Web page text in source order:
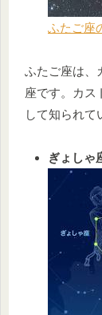
ふたご座
ふたご座は、
座です。カス
して知られて
ぎょしゃ